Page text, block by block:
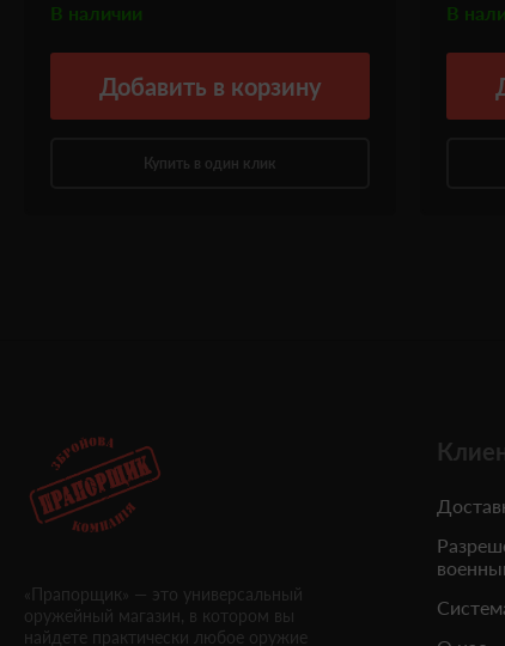
В наличии
Добавить в корзину
Купить в один клик
В
«Прапорщик» — это универсальный
оружейный магазин, в котором вы
найдете практически любое оружие